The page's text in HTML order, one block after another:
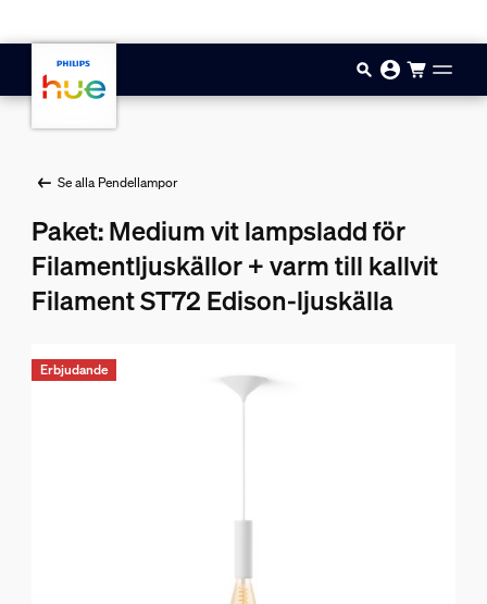
Se alla Pendellampor
Paket: Medium vit lampsladd för
Filamentljuskällor + varm till kallvit
Filament ST72 Edison-ljuskälla
Erbjudande